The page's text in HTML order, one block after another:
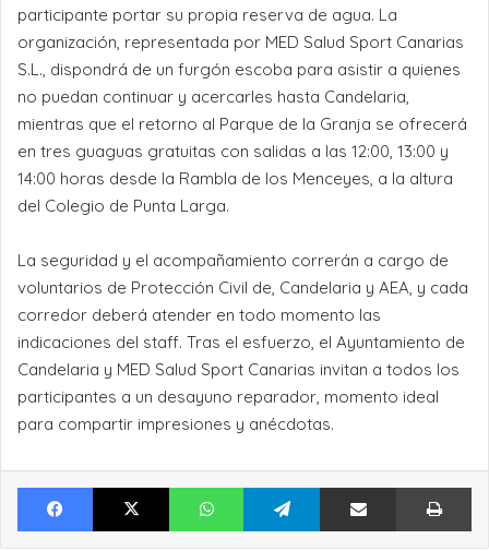
participante portar su propia reserva de agua. La
organización, representada por MED Salud Sport Canarias
S.L., dispondrá de un furgón escoba para asistir a quienes
no puedan continuar y acercarles hasta Candelaria,
mientras que el retorno al Parque de la Granja se ofrecerá
en tres guaguas gratuitas con salidas a las 12:00, 13:00 y
14:00 horas desde la Rambla de los Menceyes, a la altura
del Colegio de Punta Larga.
La seguridad y el acompañamiento correrán a cargo de
voluntarios de Protección Civil de, Candelaria y AEA, y cada
corredor deberá atender en todo momento las
indicaciones del staff. Tras el esfuerzo, el Ayuntamiento de
Candelaria y MED Salud Sport Canarias invitan a todos los
participantes a un desayuno reparador, momento ideal
para compartir impresiones y anécdotas.
Facebook X WhatsApp Telegram Compartir por Email